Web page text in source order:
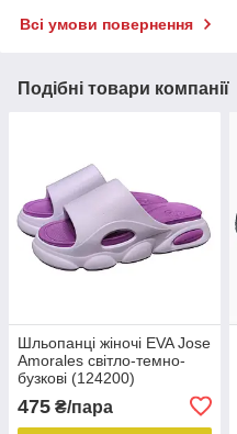
Всі умови повернення
Подібні товари компанії
Шльопанці жіночі EVA Jose
Amorales світло-темно-
бузкові (124200)
475 ₴/пара